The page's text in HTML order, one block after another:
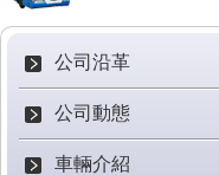
公司沿革
公司動態
車輛介紹